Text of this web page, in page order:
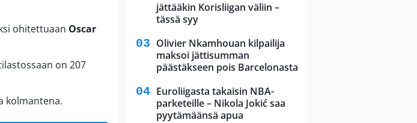
ohitettuaan Oscar
on 207
kolmantena.
jättääkin Korisliigan väliin –
tässä syy
Olivier Nkamhouan kilpailija
maksoi jättisumman
päästäkseen pois Barcelonasta
Euroliigasta takaisin NBA-
parketeille – Nikola Jokić saa
pyytämäänsä apua